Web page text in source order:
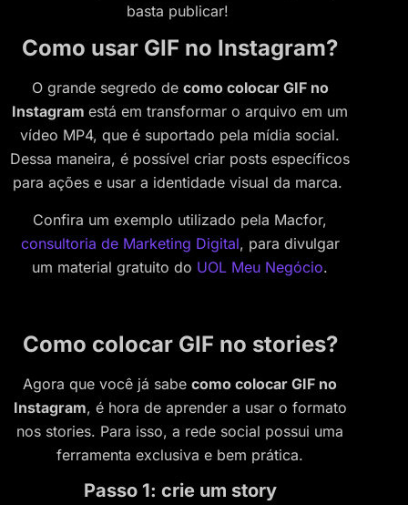
basta publicar!
Como usar GIF no Instagram?
O grande segredo de como colocar GIF no
Instagram está em transformar o arquivo em um
vídeo MP4, que é suportado pela mídia social.
Dessa maneira, é possível criar posts específicos
para ações e usar a identidade visual da marca.
Confira um exemplo utilizado pela Macfor,
consultoria de Marketing Digital, para divulgar
um material gratuito do UOL Meu Negócio.
Como colocar GIF no stories?
Agora que você já sabe como colocar GIF no
Instagram, é hora de aprender a usar o formato
nos stories. Para isso, a rede social possui uma
ferramenta exclusiva e bem prática.
Passo 1: crie um story